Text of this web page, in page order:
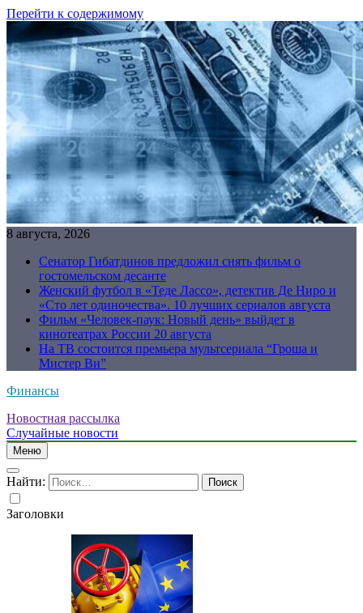
Перейти к содержимому
8 августа, 2026
Сенатор Гибатдинов предложил снять фильм о
гостомельском десанте
Женский футбол в «Теде Лассо», детектив Де Ниро и
«Сто лет одиночества». 10 лучших сериалов августа
Фильм «Человек-паук: Новый день» выйдет в
кинотеатрах России 20 августа
На ТВ состоится премьера мультсериала “Гроша и
Мистер Ви”
Финансы
Новостная рассылка
Случайные новости
Меню
Найти:
Заголовки